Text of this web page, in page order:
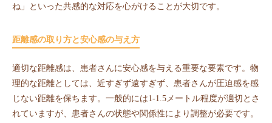
ね」といった共感的な対応を心がけることが大切です。
距離感の取り方と安心感の与え方
適切な距離感は、患者さんに安心感を与える重要な要素です。物
理的な距離としては、近すぎず遠すぎず、患者さんが圧迫感を感
じない距離を保ちます。一般的には1-1.5メートル程度が適切とさ
れていますが、患者さんの状態や関係性により調整が必要です。